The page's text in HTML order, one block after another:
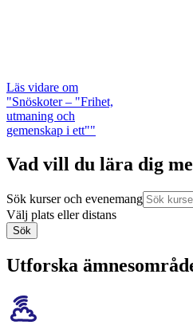
Läs vidare om
"Snöskoter – "Frihet,
utmaning och
gemenskap i ett""
Vad vill du lära dig
Sök kurser och evenemang
Välj plats eller distans
Sök
Utforska